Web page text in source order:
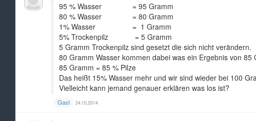
95 % Wasser = 95 Gramm
80 % Wasser = 80 Gramm
1% Wasser = 1 Gramm
5% Trockenpilz = 5 Gramm
5 Gramm Trockenpilz sind gesetzt die sich nicht verändern.
80 Gramm Wasser kommen dabei was ein Ergebnis von 85
85 Gramm = 85 % Pilze
Das heißt 15% Wasser mehr und wir sind wieder bei 100
Vielleicht kann jemand genauer erklären was los ist?
Gast 24.10.2014